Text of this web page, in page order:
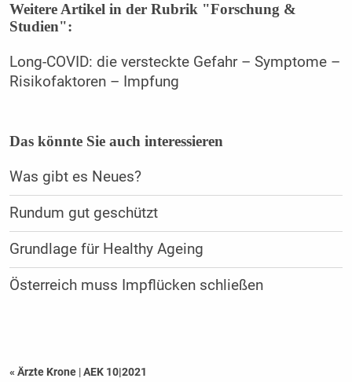
Weitere Artikel in der Rubrik "Forschung &
Studien":
Long-COVID: die versteckte Gefahr – Symptome –
Risikofaktoren – Impfung
Das könnte Sie auch interessieren
Was gibt es Neues?
Rundum gut geschützt
Grundlage für Healthy Ageing
Österreich muss Impflücken schließen
« Ärzte Krone |AEK 10|2021